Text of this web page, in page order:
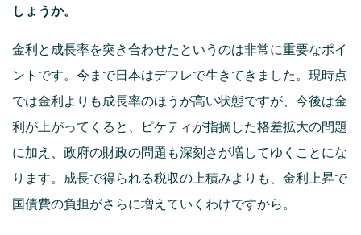
しょうか。
金利と成長率を突き合わせたというのは非常に重要なポイ
ントです。今まで日本はデフレで生きてきました。現時点
では金利よりも成長率のほうが高い状態ですが、今後は金
利が上がってくると、ピケティが指摘した格差拡大の問題
に加え、政府の財政の問題も深刻さが増してゆくことにな
ります。成長で得られる税収の上積みよりも、金利上昇で
国債費の負担がさらに増えていくわけですから。